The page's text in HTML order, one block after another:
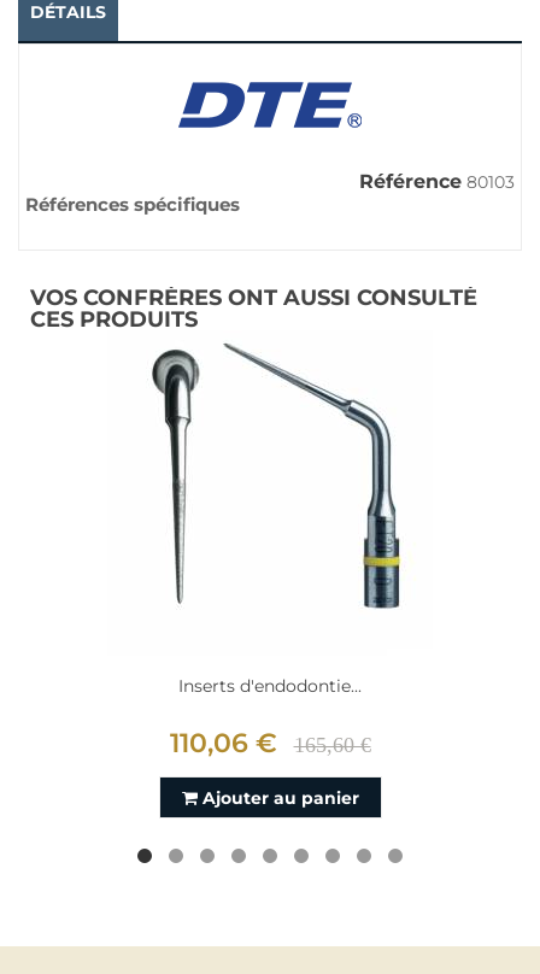
DÉTAILS
Référence 80103
Références spécifiques
VOS CONFRÈRES ONT AUSSI CONSULTÉ
CES PRODUITS
Inserts d'endodontie...
110,06 € 165,60 €
Ajouter au panier